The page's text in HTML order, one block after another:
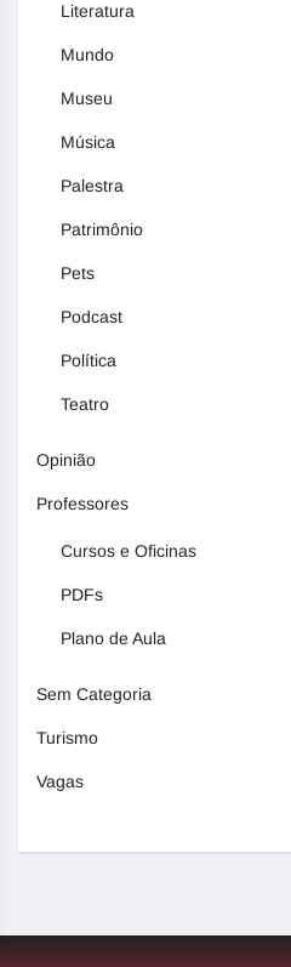
Literatura
Mundo
Museu
Música
Palestra
Patrimônio
Pets
Podcast
Política
Teatro
Opinião
Professores
Cursos e Oficinas
PDFs
Plano de Aula
Sem Categoria
Turismo
Vagas